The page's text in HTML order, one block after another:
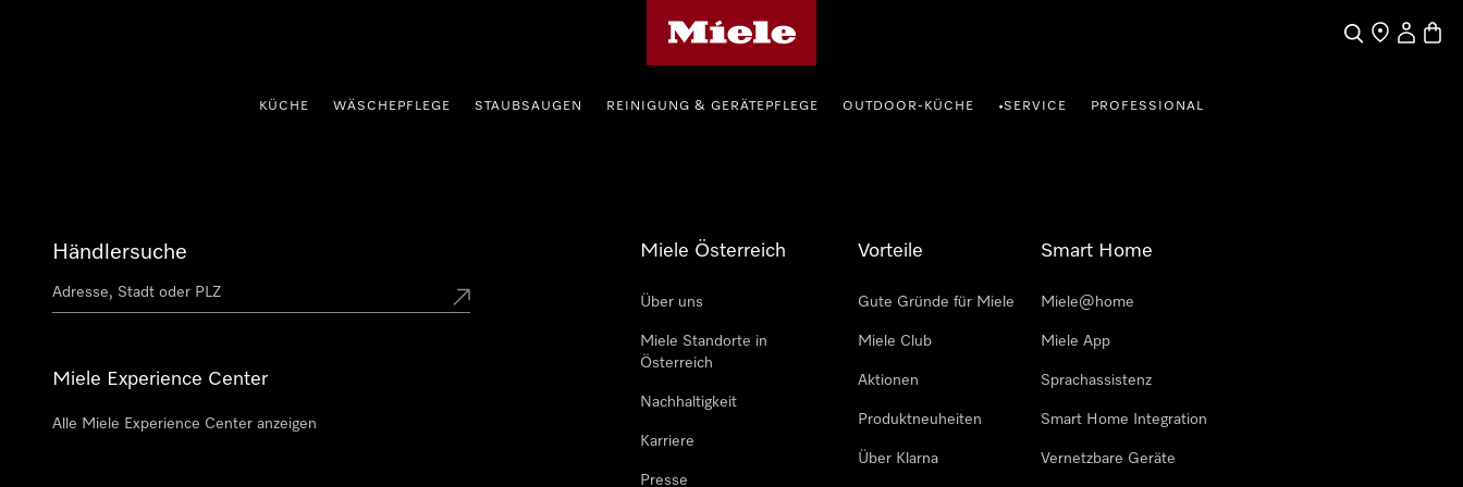
SucheHändlersuche
KÜCHE WÄSCHEPFLEGE STAUBSAUGEN REINIGUNG & GERÄTEPFLEGE OUTDOOR-KÜCHE •SERVICE PROFESSIONAL
Händlersuche
Miele Experience Center
Alle Miele Experience Center anzeigen
Miele Österreich
Über uns
Miele Standorte in
Österreich
Nachhaltigkeit
Karriere
Presse
Vorteile
Gute Gründe für Miele
Miele Club
Aktionen
Produktneuheiten
Über Klarna
Smart Home
Miele@home
Miele App
Sprachassistenz
Smart Home Integration
Vernetzbare Geräte